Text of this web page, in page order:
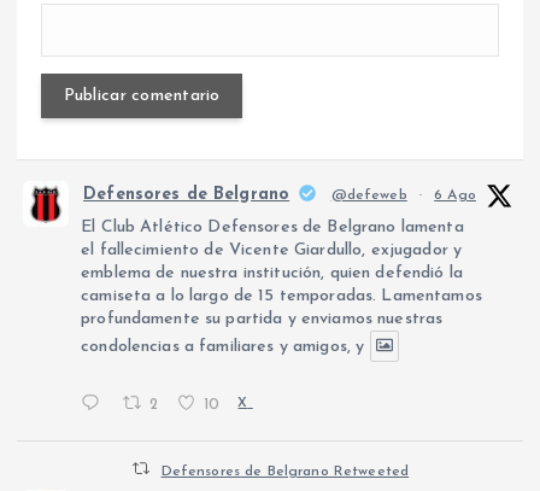
Defensores de Belgrano @defeweb · 6 Ago
El Club Atlético Defensores de Belgrano lamenta
el fallecimiento de Vicente Giardullo, exjugador y
emblema de nuestra institución, quien defendió la
camiseta a lo largo de 15 temporadas. Lamentamos
profundamente su partida y enviamos nuestras
condolencias a familiares y amigos, y
2 10 X
Defensores de Belgrano Retweeted